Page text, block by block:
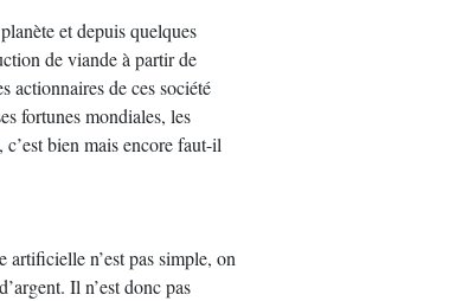
et depuis quelques
de viande à partir de
actionnaires de ces société
fortunes mondiales, les
bien mais encore faut-il
n’est pas simple, on
Il n’est donc pas